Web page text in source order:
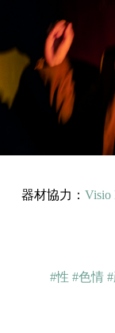
器材協力： Visio
#性 #色情